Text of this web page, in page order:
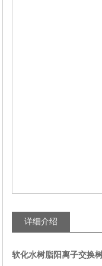
详细介绍
软化水树脂阳离子交换